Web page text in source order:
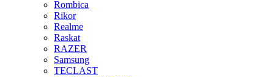
Rombica
Rikor
Realme
Raskat
RAZER
Samsung
TECLAST